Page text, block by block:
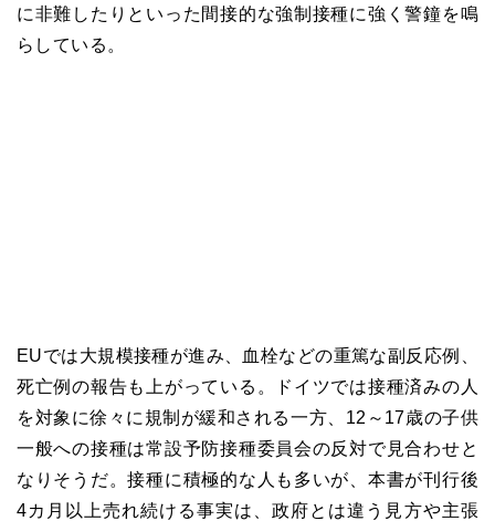
に非難したりといった間接的な強制接種に強く警鐘を鳴
らしている。
EUでは大規模接種が進み、血栓などの重篤な副反応例、
死亡例の報告も上がっている。ドイツでは接種済みの人
を対象に徐々に規制が緩和される一方、12～17歳の子供
一般への接種は常設予防接種委員会の反対で見合わせと
なりそうだ。接種に積極的な人も多いが、本書が刊行後
4カ月以上売れ続ける事実は、政府とは違う見方や主張